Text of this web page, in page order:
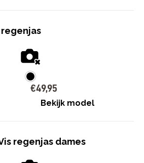
€49,95
Bekijk model
regenjas dames